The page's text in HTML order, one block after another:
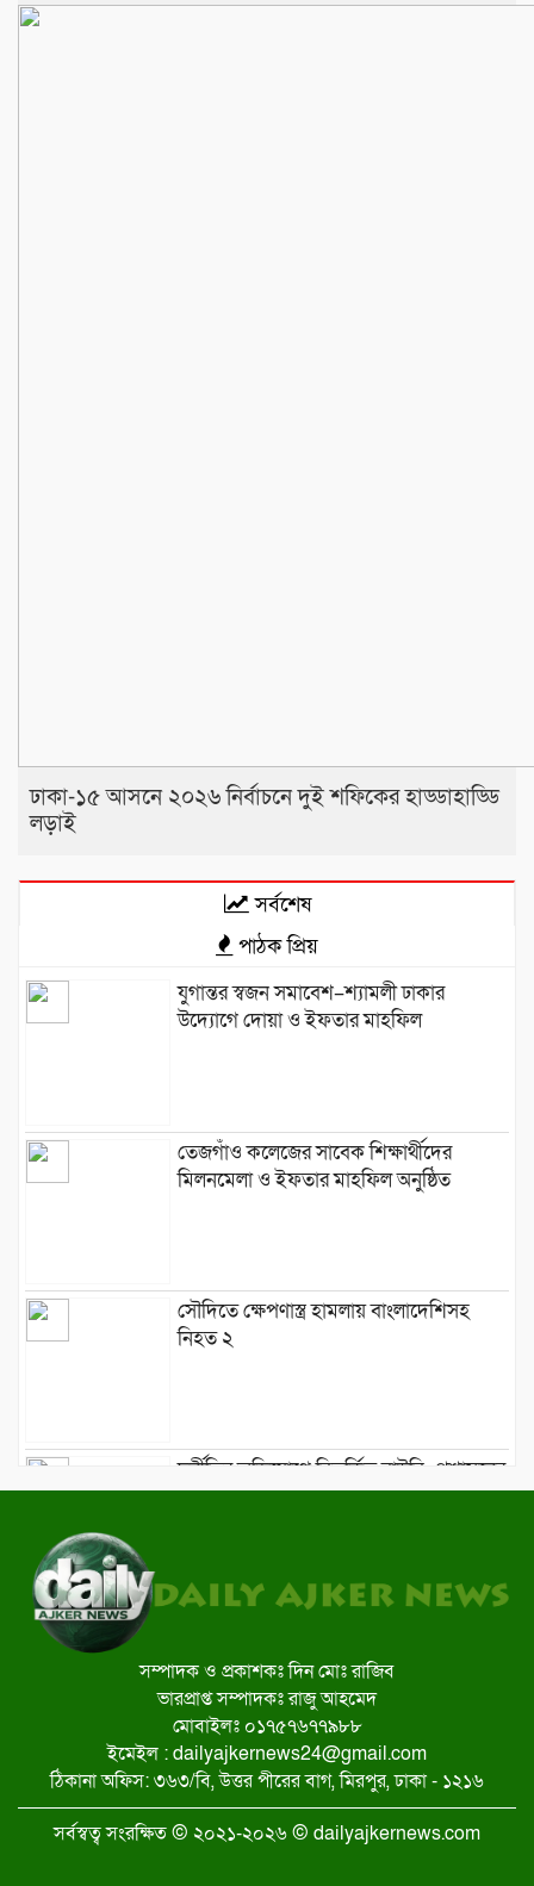
ঢাকা-১৫ আসনে ২০২৬ নির্বাচনে দুই শফিকের হাড্ডাহাড্ডি
লড়াই
সর্বশেষ
পাঠক প্রিয়
যুগান্তর স্বজন সমাবেশ–শ্যামলী ঢাকার
উদ্যোগে দোয়া ও ইফতার মাহফিল
তেজগাঁও কলেজের সাবেক শিক্ষার্থীদের
মিলনমেলা ও ইফতার মাহফিল অনুষ্ঠিত
সৌদিতে ক্ষেপণাস্ত্র হামলায় বাংলাদেশিসহ
নিহত ২
দুর্নীতির অভিযোগে বিতর্কিত বাউবি: প্রশাসনের
কঠোরতার আশ্বাস
সম্প্রীতির বার্তা
শুধু পক্ষপাতদুষ্ট-সহিংস নির্বাচন হলেই
জামায়াত ইসলামী ক্ষমতায় আসতে পারবে:
হর্ষবর্ধন শ্রিংলা
সম্পাদক ও প্রকাশকঃ দিন মোঃ রাজিব
ভারপ্রাপ্ত সম্পাদকঃ রাজু আহমেদ
মোবাইলঃ ০১৭৫৭৬৭৭৯৮৮
ইমেইল : dailyajkernews24@gmail.com
ঠিকানা অফিস: ৩৬৩/বি, উত্তর পীরের বাগ, মিরপুর, ঢাকা - ১২১৬
সর্বস্বত্ব সংরক্ষিত © ২০২১-২০২৬ © dailyajkernews.com